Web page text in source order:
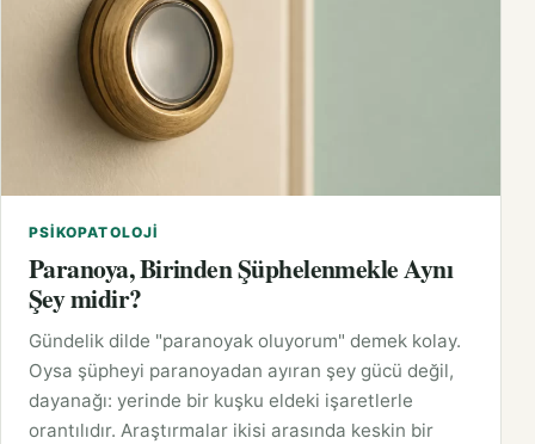
PSIKOPATOLOJI
Paranoya, Birinden Şüphelenmekle Aynı
Şey midir?
Gündelik dilde "paranoyak oluyorum" demek kolay.
Oysa şüpheyi paranoyadan ayıran şey gücü değil,
dayanağı: yerinde bir kuşku eldeki işaretlerle
orantılıdır. Araştırmalar ikisi arasında keskin bir